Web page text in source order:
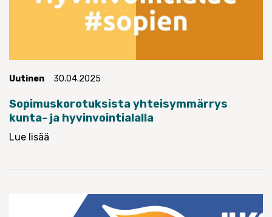
Uutinen 30.04.2025
Sopimuskorotuksista yhteisymmärrys
kunta- ja hyvinvointialalla
Lue lisää